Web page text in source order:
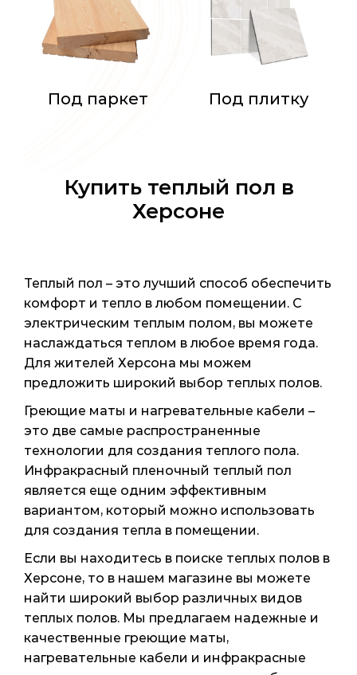
Под паркет Под плитку
Купить теплый пол в
Херсоне
Теплый пол – это лучший способ обеспечить
комфорт и тепло в любом помещении. С
электрическим теплым полом, вы можете
наслаждаться теплом в любое время года.
Для жителей Херсона мы можем
предложить широкий выбор теплых полов.
Греющие маты и нагревательные кабели –
это две самые распространенные
технологии для создания теплого пола.
Инфракрасный пленочный теплый пол
является еще одним эффективным
вариантом, который можно использовать
для создания тепла в помещении.
Если вы находитесь в поиске теплых полов в
Херсоне, то в нашем магазине вы можете
найти широкий выбор различных видов
теплых полов. Мы предлагаем надежные и
качественные греющие маты,
нагревательные кабели и инфракрасные